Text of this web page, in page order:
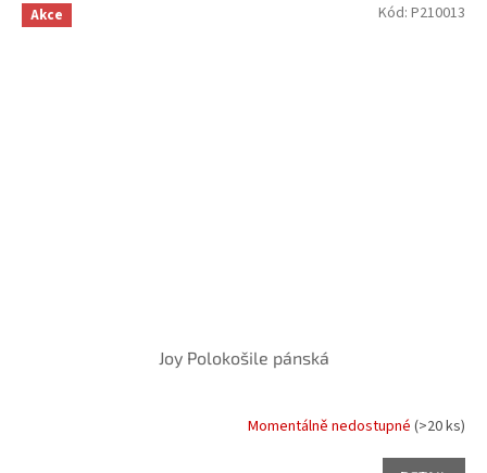
Akce
Joy Polokošile pánská
Momentálně nedostupné (>20 ks)
Kód: P210013